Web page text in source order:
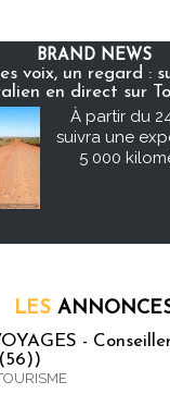
BRAND NEWS
voix, un regard :
en direct sur
À partir du
suivra une
5 000
LES
-